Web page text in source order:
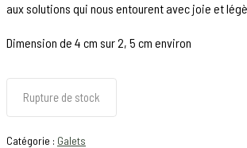
aux solutions qui nous entourent avec joie et
Dimension de 4 cm sur 2, 5 cm environ
Rupture de stock
Catégorie : Galets